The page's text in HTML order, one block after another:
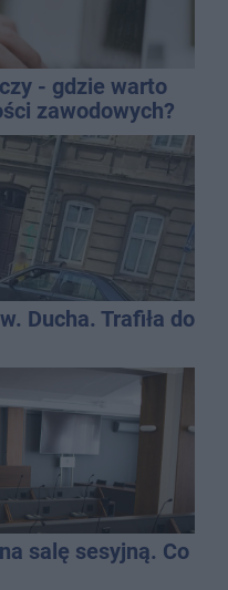
- gdzie warto
zawodowych?
Ducha. Trafiła do
salę sesyjną. Co